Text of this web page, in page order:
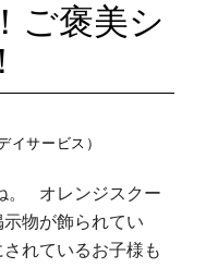
ご褒美シ
イサービス）
。 オレンジスクー
物が飾られてい
れているお子様も